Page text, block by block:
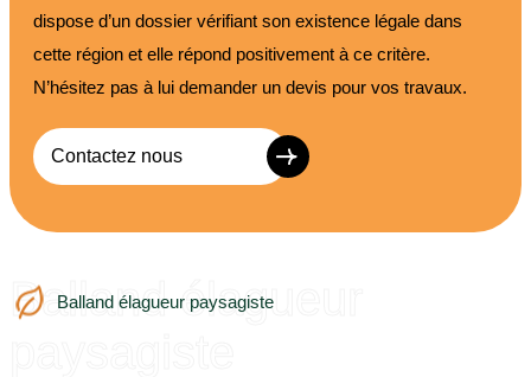
dispose d’un dossier vérifiant son existence légale dans
cette région et elle répond positivement à ce critère.
N’hésitez pas à lui demander un devis pour vos travaux.
Contactez nous
Balland élagueur paysagiste
Balland élagueur